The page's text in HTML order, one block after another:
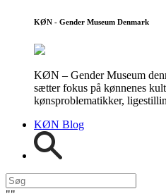
KØN - Gender Museum Denmark
KØN – Gender Museum
sætter fokus på kønnenes
kønsproblematikker,
KØN Blog